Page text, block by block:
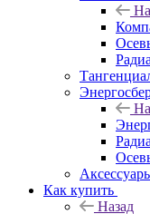
Как купить
Назад